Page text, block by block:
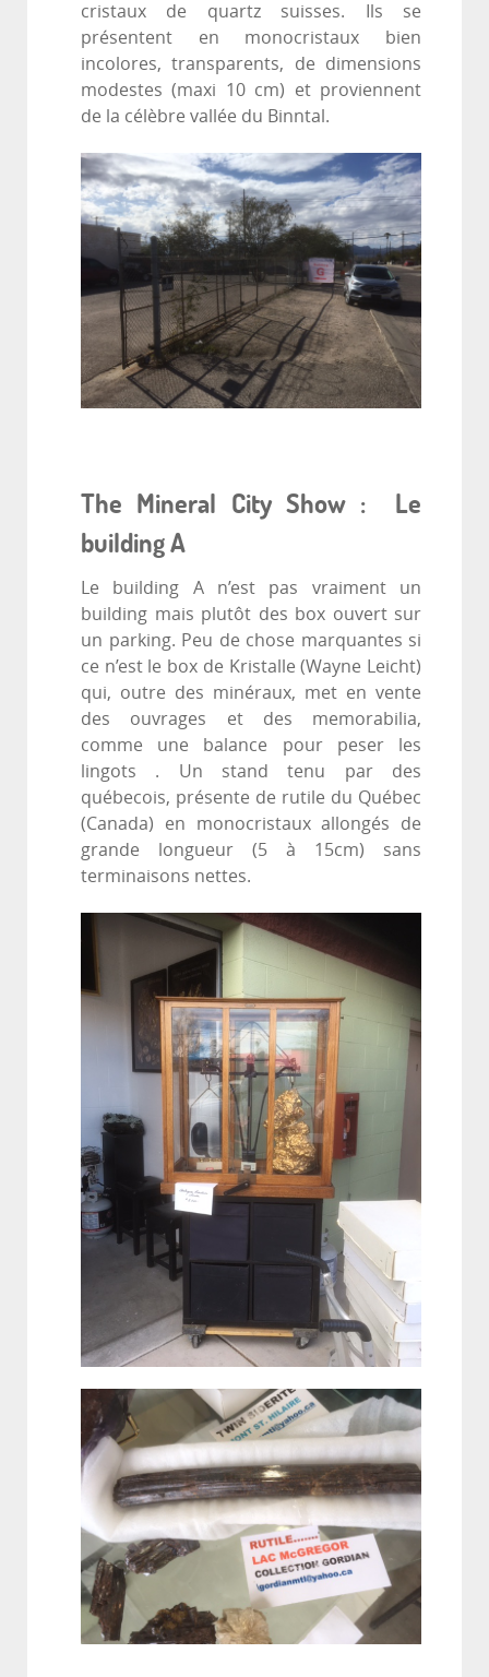
cristaux de quartz suisses. Ils se
présentent en monocristaux bien
incolores, transparents, de dimensions
modestes (maxi 10 cm) et proviennent
de la célèbre vallée du Binntal.
The Mineral City Show : Le
building A
Le building A n’est pas vraiment un
building mais plutôt des box ouvert sur
un parking. Peu de chose marquantes si
ce n’est le box de Kristalle (Wayne Leicht)
qui, outre des minéraux, met en vente
des ouvrages et des memorabilia,
comme une balance pour peser les
lingots . Un stand tenu par des
québecois, présente de rutile du Québec
(Canada) en monocristaux allongés de
grande longueur (5 à 15cm) sans
terminaisons nettes.